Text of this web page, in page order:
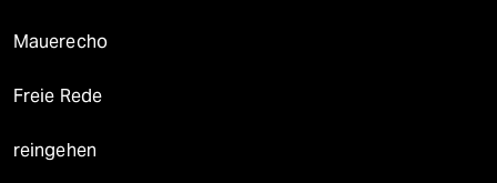
Mauerecho
Freie Rede
reingehen